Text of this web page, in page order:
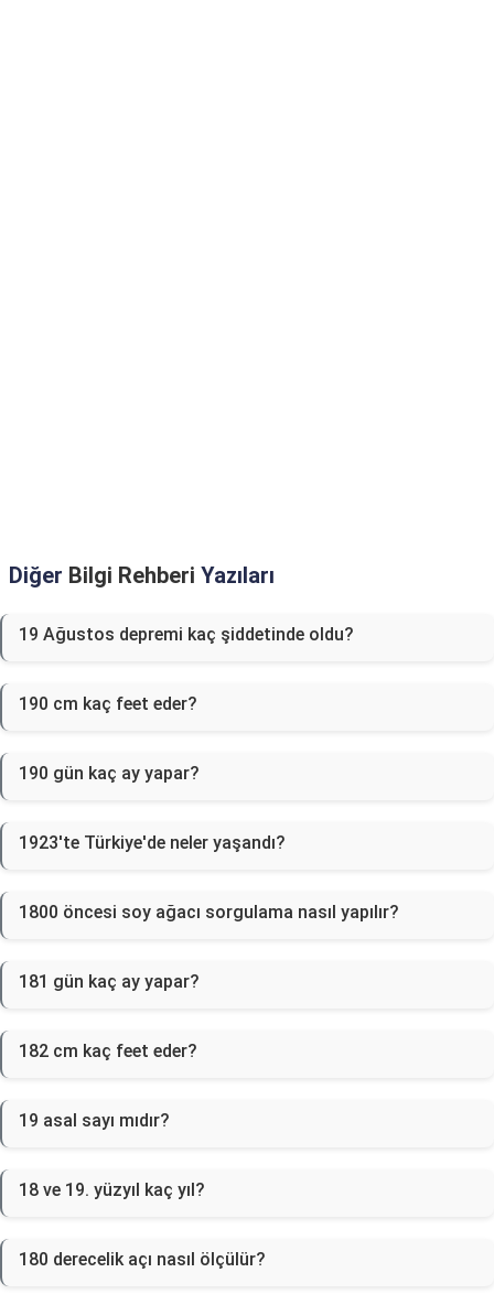
Diğer Bilgi Rehberi Yazıları
19 Ağustos depremi kaç şiddetinde oldu?
190 cm kaç feet eder?
190 gün kaç ay yapar?
1923'te Türkiye'de neler yaşandı?
1800 öncesi soy ağacı sorgulama nasıl yapılır?
181 gün kaç ay yapar?
182 cm kaç feet eder?
19 asal sayı mıdır?
18 ve 19. yüzyıl kaç yıl?
180 derecelik açı nasıl ölçülür?